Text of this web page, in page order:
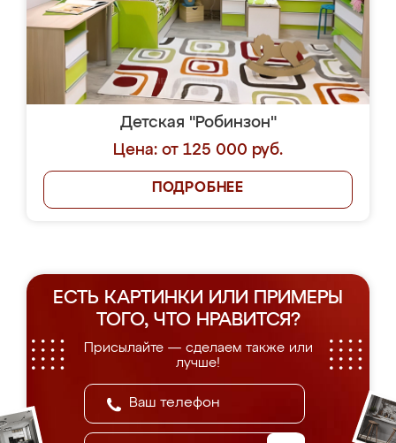
Детская "Робинзон"
Цена: от 125 000 руб.
ПОДРОБНЕЕ
ЕСТЬ КАРТИНКИ ИЛИ ПРИМЕРЫ
ТОГО, ЧТО НРАВИТСЯ?
Присылайте — сделаем также или
лучше!